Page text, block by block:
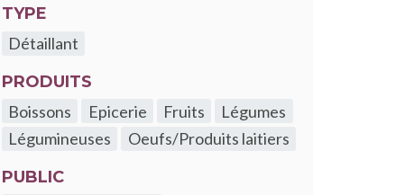
TYPE
Détaillant
PRODUITS
Boissons
Epicerie Fruits
Légumes
Légumineuses
Oeufs/Produits laitiers
PUBLIC